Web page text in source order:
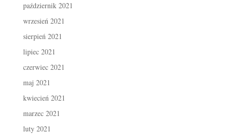
październik 2021
wrzesień 2021
sierpień 2021
lipiec 2021
czerwiec 2021
maj 2021
kwiecień 2021
marzec 2021
luty 2021